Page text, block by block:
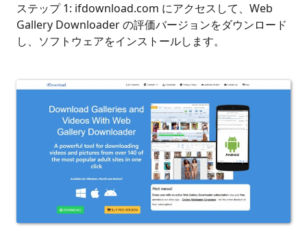
ステップ 1: ifdownload.com にアクセスして、Web
Gallery Downloader の評価バージョンをダウンロード
し、ソフトウェアをインストールします。